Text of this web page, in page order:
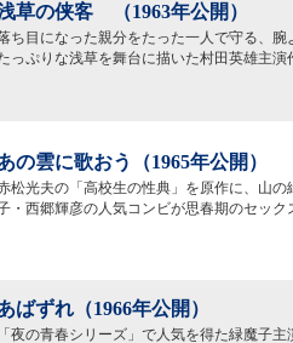
草の侠客 （1963年公開）
ち目になった親分をたった一人で守る、
っぷりな浅草を舞台に描いた村田英雄主演
の雲に歌おう（1965年公開）
松光夫の「高校生の性典」を原作に、山
・西郷輝彦の人気コンビが思春期のセッ
ばずれ（1966年公開）
「夜の青春シリーズ」で人気を得た緑魔子